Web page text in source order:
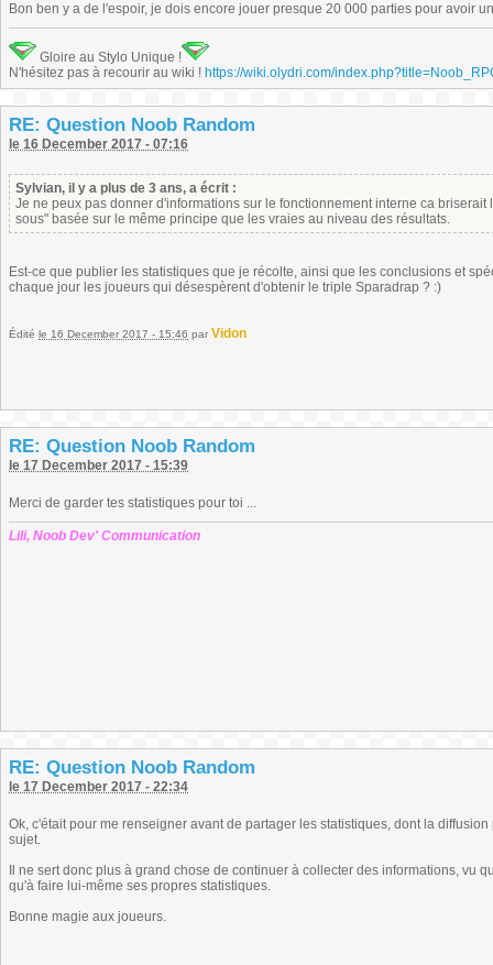
Bon ben y a de l'espoir, je dois encore jouer presque 20 000 parties pour avoir
Gloire au Stylo Unique !
N'hésitez pas à recourir au wiki ! https://wiki.olydri.com/
RE: Question Noob Random
le 16 December 2017 - 07:16
Sylvian, il y a plus de 3 ans, a écrit :
Je ne peux pas donner d'informations sur le fonctionnement interne ca
sous" basée sur le même principe que les vraies au niveau des résultats.
Est-ce que publier les statistiques que je récolte, ainsi que les conclusions et
chaque jour les joueurs qui désespèrent d'obtenir le triple Sparadrap ? :)
Édité le 16 December 2017 - 15:46 par Vidon
RE: Question Noob Random
le 17 December 2017 - 15:39
Merci de garder tes statistiques pour toi ...
Lili, Noob Dev' Communication
RE: Question Noob Random
le 17 December 2017 - 22:34
Ok, c'était pour me renseigner avant de partager les statistiques, dont la
sujet.
Il ne sert donc plus à grand chose de continuer à collecter des informations,
qu'à faire lui-même ses propres statistiques.
Bonne magie aux joueurs.